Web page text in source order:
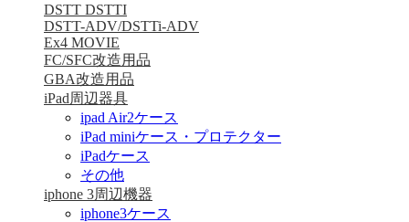
DSTT DSTTI
DSTT-ADV/DSTTi-ADV
Ex4 MOVIE
FC/SFC改造用品
GBA改造用品
iPad周辺器具
ipad Air2ケース
iPad miniケース・プロテクター
iPadケース
その他
iphone 3周辺機器
iphone3ケース